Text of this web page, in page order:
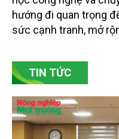
Bảo tồn giá trị truyền
học công nghệ và
hướng đi quan trọng
bền vững. Tại làng
Bắc Ninh, nhiều nghệ
chủ động đổi mới tư
dựng thương hiệu
TIN TỨC